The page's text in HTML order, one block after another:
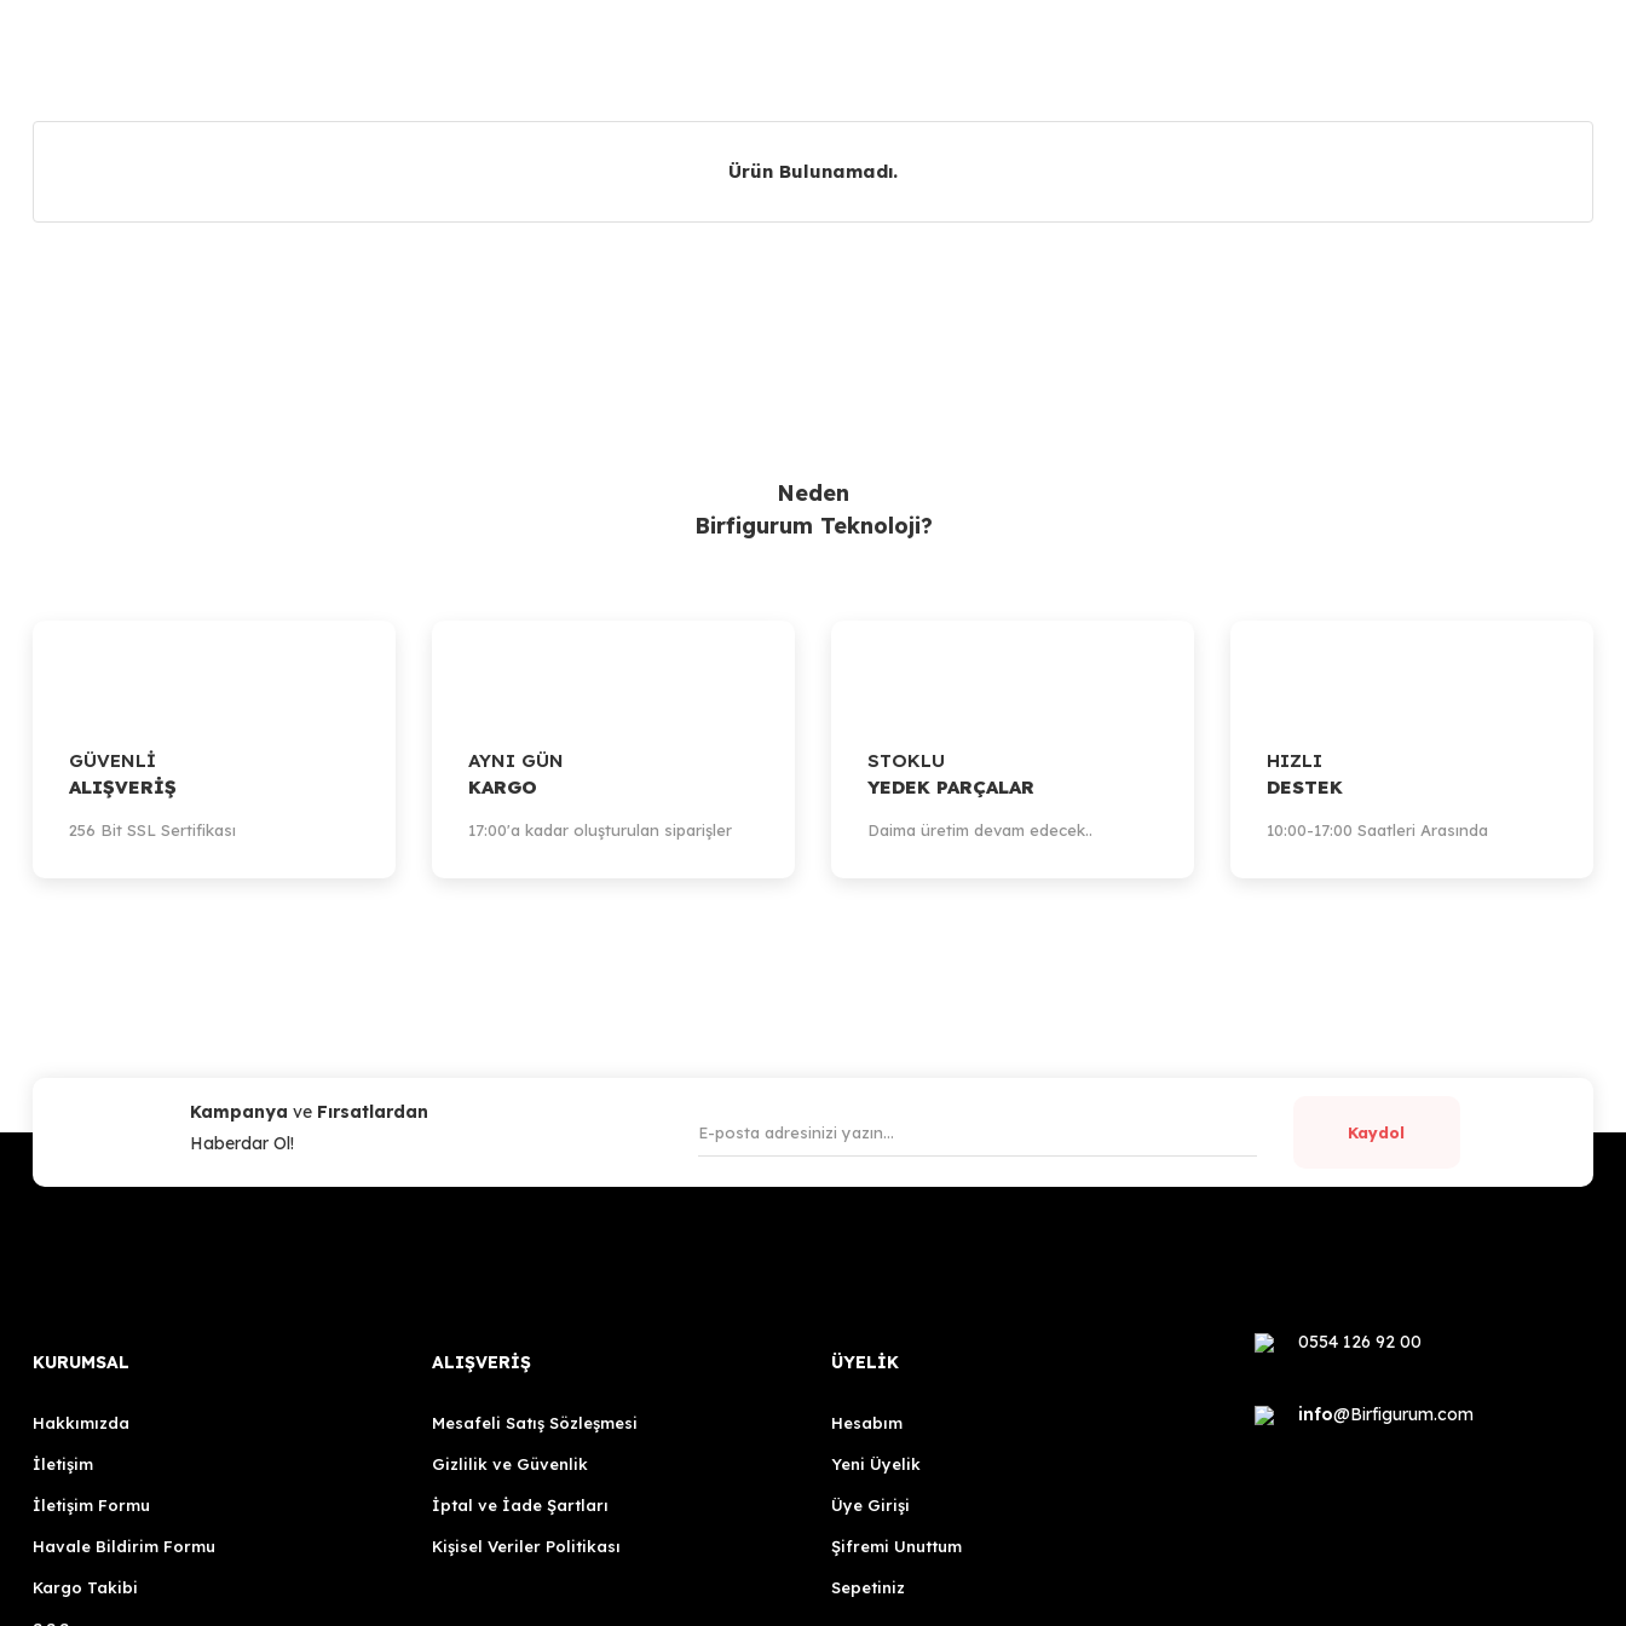
Ürün bilgilerinde hatalar bulunuyor.
Ürün Bulunamadı.
Neden
Birfigurum Teknoloji?
GÜVENLİ
ALIŞVERİŞ
256 Bit SSL Sertifikası
AYNI GÜN
KARGO
17:00'a kadar oluşturulan siparişler
STOKLU
YEDEK PARÇALAR
Daima üretim devam edecek..
HIZLI
DESTEK
10:00-17:00 Saatleri Arasında
Kampanya ve Fırsatlardan
Haberdar Ol!
Kaydol
KURUMSAL
Hakkımızda
İletişim
İletişim Formu
Havale Bildirim Formu
Kargo Takibi
ALIŞVERİŞ
Mesafeli Satış Sözleşmesi
Gizlilik ve Güvenlik
İptal ve İade Şartları
Kişisel Veriler Politikası
ÜYELİK
Hesabım
Yeni Üyelik
Üye Girişi
Şifremi Unuttum
Sepetiniz
0554 126 92 00
info@Birfigurum.com